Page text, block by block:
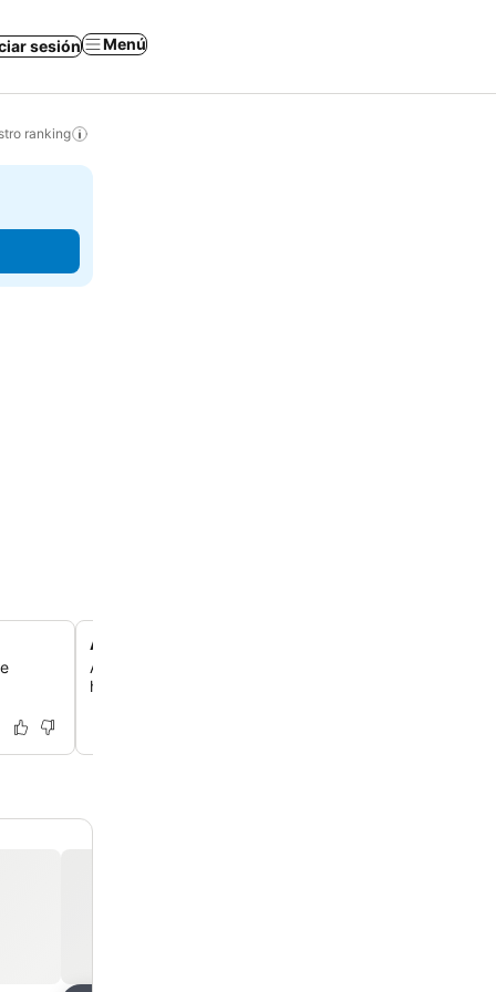
sesión Menú
ranking
Artículos de baño culturalmente apropiados
Aprovecha los baños equipados con bidé, un detalle
huéspedes musulmanes valoran mucho.